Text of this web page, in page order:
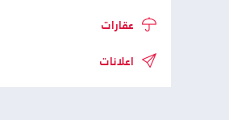
عقارات
اعلانات